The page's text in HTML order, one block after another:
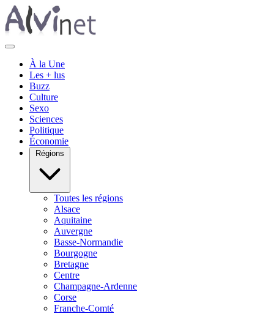
À la Une
Les + lus
Buzz
Culture
Sexo
Sciences
Politique
Économie
Régions
Toutes les régions
Alsace
Aquitaine
Auvergne
Basse-Normandie
Bourgogne
Bretagne
Centre
Champagne-Ardenne
Corse
Franche-Comté